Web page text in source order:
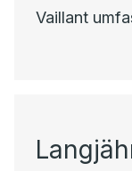
Vaillant